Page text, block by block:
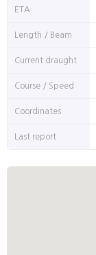
ETA
Length / Beam
Current draught
Course / Speed
Coordinates
Last report